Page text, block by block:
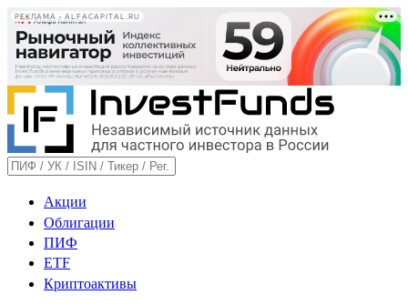
РЕКЛАМА • ALFACAPITAL.RU
Акции
Облигации
ПИФ
ETF
Криптоактивы